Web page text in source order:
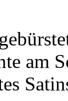
am